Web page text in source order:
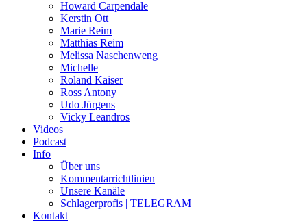
Howard Carpendale
Kerstin Ott
Marie Reim
Matthias Reim
Melissa Naschenweng
Michelle
Roland Kaiser
Ross Antony
Udo Jürgens
Vicky Leandros
Videos
Podcast
Info
Über uns
Kommentarrichtlinien
Unsere Kanäle
Schlagerprofis | TELEGRAM
Kontakt